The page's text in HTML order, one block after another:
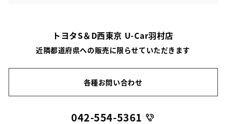
トヨタS＆D西東京 U-Car羽村店
近隣都道府県への販売に限らせていただきます
各種お問い合わせ
042-554-5361